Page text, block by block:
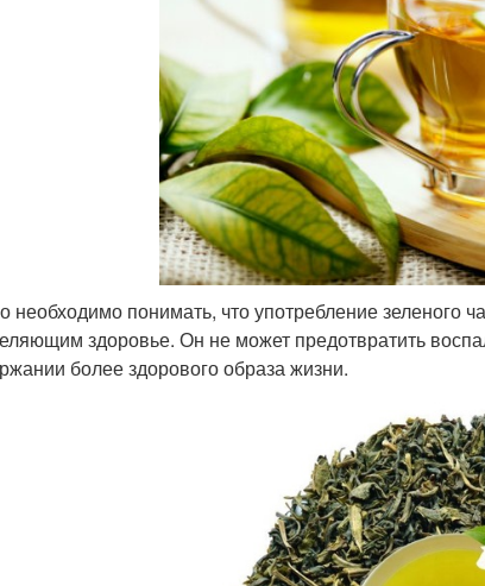
необходимо понимать, что употребление зеленого
здоровье. Он не может предотвратить
более здорового образа жизни.